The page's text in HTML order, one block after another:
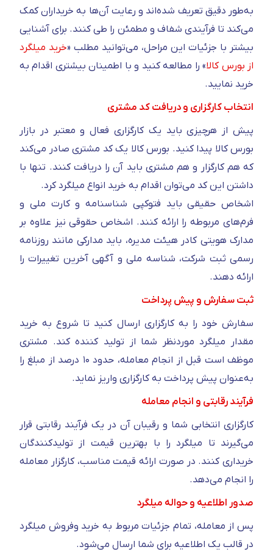
به‌طور دقیق تعریف شده‌اند و رعایت آن‌ها به خریداران کمک
می‌کند تا فرآیندی شفاف و مطمئن را طی کنند. برای آشنایی
بیشتر با جزئیات این مراحل، می‌توانید مطلب «خرید میلگرد
از بورس کالا» را مطالعه کنید و با اطمینان بیشتری اقدام به
خرید نمایید.
انتخاب کارگزاری و دریافت کد مشتری
پیش از هر‌چیزی باید یک کارگزاری فعال و معتبر در بازار
بورس کالا پیدا کنید. بورس کالا یک کد مشتری صادر می‌کند
که هم کارگزار و هم مشتری باید آن را دریافت کنند. تنها با
داشتن این کد می‌توان اقدام به خرید انواع میلگرد کرد.
اشخاص حقیقی باید فتوکپی شناسنامه و کارت ملی و
فرم‌های مربوطه را ارائه کنند. اشخاص حقوقی نیز علاوه بر
مدارک هویتی کادر هیئت مدیره، باید مدارکی مانند روزنامه
رسمی ثبت شرکت، شناسه ملی و آگهی آخرین تغییرات را
ارائه دهند.
ثبت سفارش و پیش‌ پرداخت
سفارش خود را به کارگزاری ارسال کنید تا شروع به خرید
مقدار میلگرد مورد‌نظر شما از تولید‌ کننده کند. مشتری
موظف است قبل از انجام معامله، حدود ۱۰ درصد از مبلغ را
به‌عنوان پیش پرداخت به کارگزاری واریز نماید.
فرآیند رقابتی و انجام معامله
کارگزاری انتخابی شما و رقیبان آن در یک فرآیند رقابتی قرار
می‌گیرند تا میلگرد را با بهترین قیمت از تولیدکنندگان
خریداری کنند. در صورت ارائه قیمت مناسب، کارگزار معامله
را انجام می‌دهد.
صدور اطلاعیه و حواله میلگرد
پس از معامله، تمام جزئیات مربوط به خرید‌ و‌فروش میلگرد
در قالب یک اطلاعیه برای شما ارسال می‌شود.